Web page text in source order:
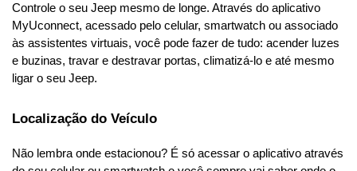
Controle o seu Jeep mesmo de longe. Através do aplicativo
MyUconnect, acessado pelo celular, smartwatch ou associado
às assistentes virtuais, você pode fazer de tudo: acender luzes
e buzinas, travar e destravar portas, climatizá-lo e até mesmo
ligar o seu Jeep.
Localização do Veículo
Não lembra onde estacionou? É só acessar o aplicativo através